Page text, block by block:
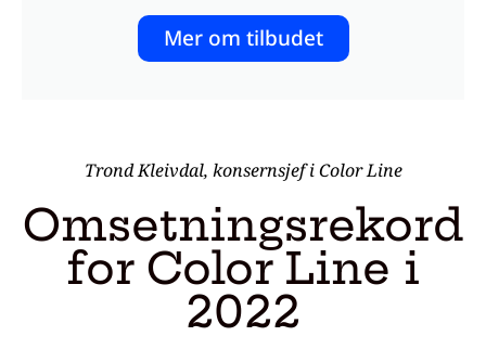
Mer om tilbudet
Trond Kleivdal, konsernsjef i Color Line
Omsetningsrekord
for Color Line i
2022